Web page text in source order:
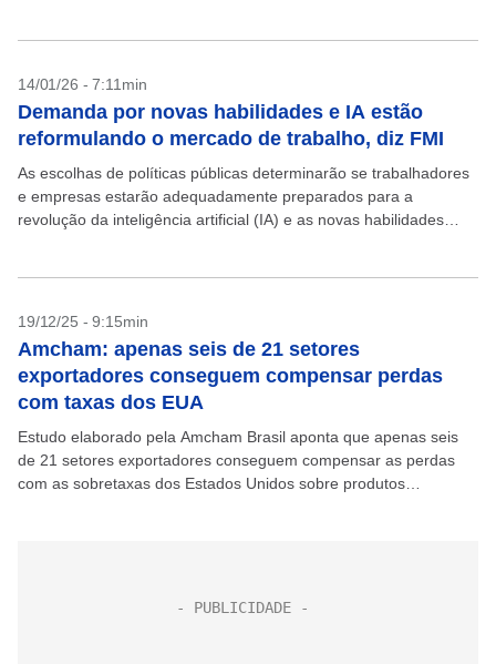
14/01/26 - 7:11min
Demanda por novas habilidades e IA estão
reformulando o mercado de trabalho, diz FMI
As escolhas de políticas públicas determinarão se trabalhadores
e empresas estarão adequadamente preparados para a
revolução da inteligência artificial (IA) e as novas habilidades
19/12/25 - 9:15min
Amcham: apenas seis de 21 setores
exportadores conseguem compensar perdas
com taxas dos EUA
Estudo elaborado pela Amcham Brasil aponta que apenas seis
de 21 setores exportadores conseguem compensar as perdas
com as sobretaxas dos Estados Unidos sobre produtos